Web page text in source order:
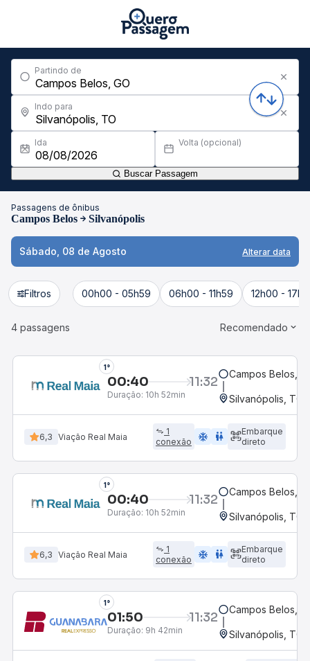
Partindo de
Indo para
Ida Volta (opcional)
Buscar Passagem
Passagens de ônibus
Campos Belos Silvanópolis
Sábado, 08 de Agosto Alterar data
Filtros 00h00 - 05h59 06h00 - 11h59 12h00 -
4 passagens Recomendado
1°
00:40 11:32
Duração: 10h 52min
Campos Belos,
Silvanópolis, TO
6,3 Viação Real Maia
1
conexão
ac_unit wc
Embarque
direto
1°
00:40 11:32
Duração: 10h 52min
Campos Belos,
Silvanópolis, TO
6,3 Viação Real Maia
1
conexão
ac_unit wc
Embarque
direto
1°
01:50 11:32
Duração: 9h 42min
Campos Belos,
Silvanópolis, TO